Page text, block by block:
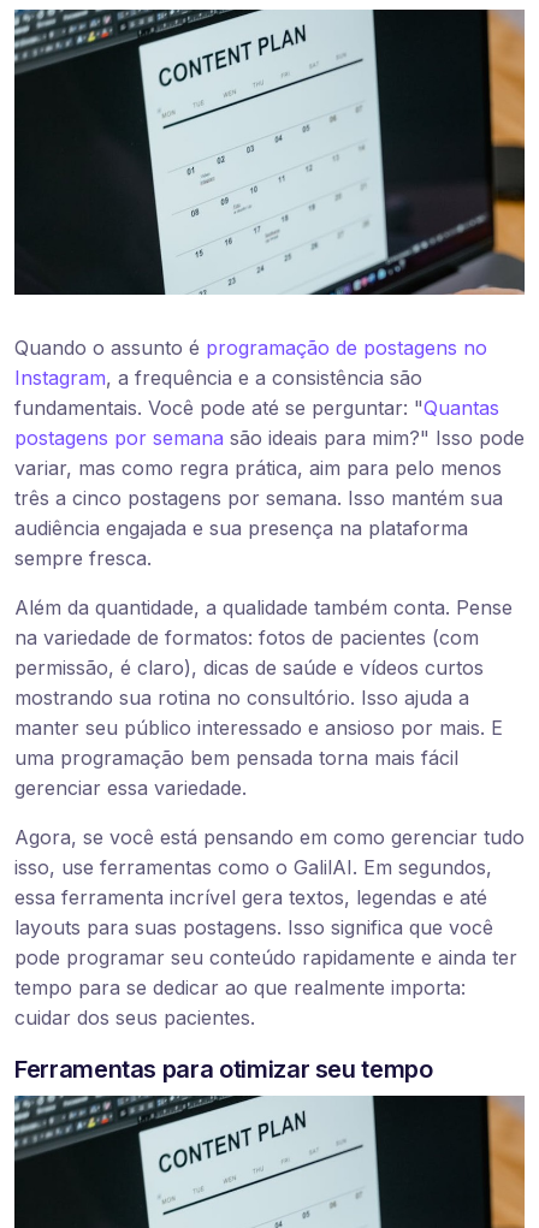
Quando o assunto é programação de postagens no
Instagram, a frequência e a consistência são
fundamentais. Você pode até se perguntar: "Quantas
postagens por semana são ideais para mim?" Isso pode
variar, mas como regra prática, aim para pelo menos
três a cinco postagens por semana. Isso mantém sua
audiência engajada e sua presença na plataforma
sempre fresca.
Além da quantidade, a qualidade também conta. Pense
na variedade de formatos: fotos de pacientes (com
permissão, é claro), dicas de saúde e vídeos curtos
mostrando sua rotina no consultório. Isso ajuda a
manter seu público interessado e ansioso por mais. E
uma programação bem pensada torna mais fácil
gerenciar essa variedade.
Agora, se você está pensando em como gerenciar tudo
isso, use ferramentas como o GalilAI. Em segundos,
essa ferramenta incrível gera textos, legendas e até
layouts para suas postagens. Isso significa que você
pode programar seu conteúdo rapidamente e ainda ter
tempo para se dedicar ao que realmente importa:
cuidar dos seus pacientes.
Ferramentas para otimizar seu tempo